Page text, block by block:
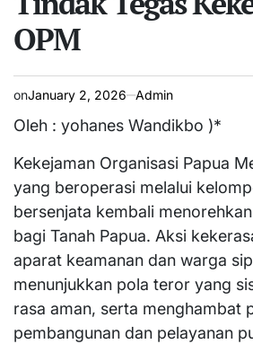
OPM
onJanuary 2, 2026 Admin
Oleh : yohanes Wandikbo )*
Kekejaman Organisasi Papua
yang beroperasi melalui
bersenjata kembali
bagi Tanah Papua. Aksi
aparat keamanan dan warga
menunjukkan pola teror yang
rasa aman, serta menghambat
pembangunan dan pelayanan